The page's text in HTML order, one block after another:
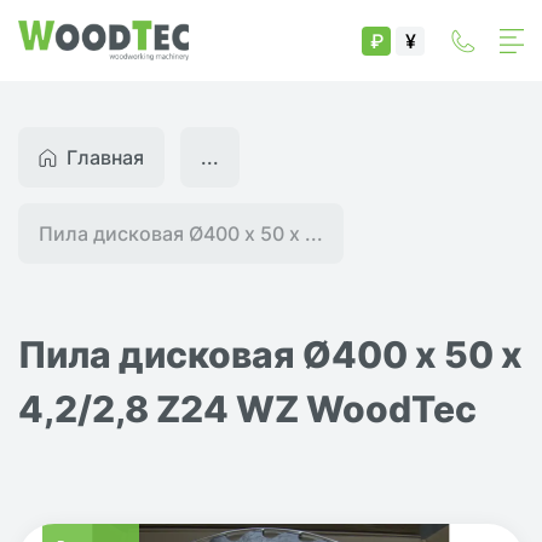
₽ ¥
Главная
Пила дисковая Ø400 х 50 х ...
...
Пила дисковая Ø400 х 50 х
4,2/2,8 Z24 WZ WoodTec